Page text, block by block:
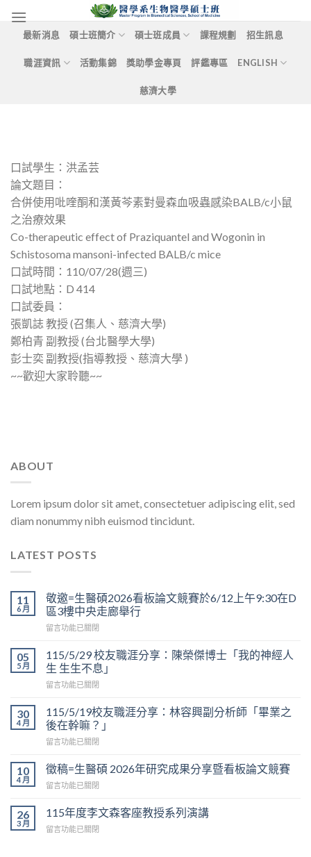
content
最新消息 碩士班簡介 碩士班成員 課程規劃 招生訊息
職涯資訊 活動集錦 獎助學金專頁 評鑑專區 ENGLISH
慈濟大學
口試學生：洪孟芸
論文題目：
合併使用吡喹酮和漢黃芩素對曼森血吸蟲感染BALB/c小鼠
之治療效果
Co-therapeutic effect of Praziquantel and Wogonin in
Schistosoma mansoni-infected BALB/c mice
口試時間：110/07/28(週三)
口試地點：D 414
口試委員：
張凱誌 教授 (召集人、慈濟大學)
鄭柏青 副教授 (台北醫學大學)
彭士奕 副教授(指導教授、慈濟大學 )
~~歡迎大家聆聽~~
ABOUT
Lorem ipsum dolor sit amet, consectetuer adipiscing elit, sed
diam nonummy nibh euismod tincidunt.
LATEST POSTS
11
6 月
敬邀=生醫碩2026看板論文競賽於6/12上午9:30在D
區3樓中央走廊舉行
在
邀
=
生
醫
2026
看
板
論
競
賽
於
上
午
留言功能已關閉
05
5 月
115/5/29 校友職涯分享：陳榮傑博士「我的神經人
生 生生不息」
在
校
友
職
涯
享：
榮
博
士
留言功能已關閉
30
4 月
115/5/19校友職涯分享：林容興副分析師「畢業之
後在幹嘛？」
在
校
友
職
分
享：
林
留言功能已關閉
10
4 月
徵稿=生醫碩 2026年研究成果分享暨看板論文競賽
在
稿
=
生
留言功能已關閉
26
3 月
115年度李文森客座教授系列演講
在
留言功能已關閉